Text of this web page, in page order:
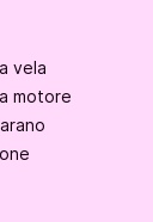
vela
motore